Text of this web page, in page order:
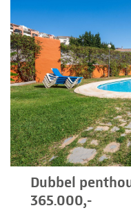
Dubbel
365.000,-